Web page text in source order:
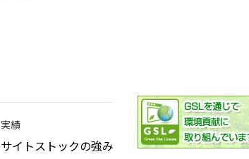
実績
サイトストックの強み